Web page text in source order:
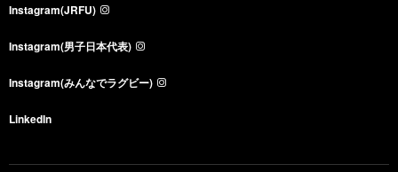
Instagram(JRFU)
Instagram(男子日本代表)
Instagram(みんなでラグビー)
LinkedIn